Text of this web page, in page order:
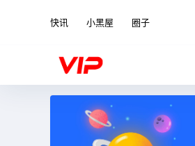
快讯 小黑屋 圈子